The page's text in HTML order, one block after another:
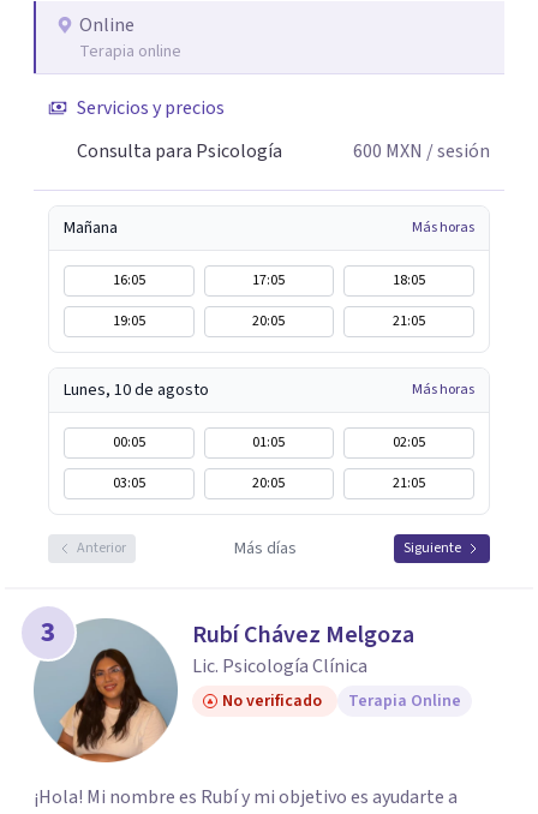
Online
Terapia online
Servicios y precios
Consulta para Psicología
600 MXN / sesión
Mañana Más horas
16:05 17:05
18:05
19:05
20:05 21:05
Lunes, 10 de agosto Más horas
00:05 01:05
02:05
03:05
20:05 21:05
Anterior Más días Siguiente
3 Rubí Chávez Melgoza
Lic. Psicología Clínica
No verificado Terapia Online
¡Hola! Mi nombre es Rubí y mi objetivo es ayudarte a